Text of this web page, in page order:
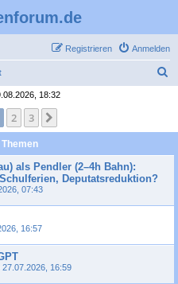
Anmelden
Registrieren
18:32
2 3
als Pendler (2–4h Bahn):
Deputatsreduktion?
07:43
16:57
27.07.2026, 16:59